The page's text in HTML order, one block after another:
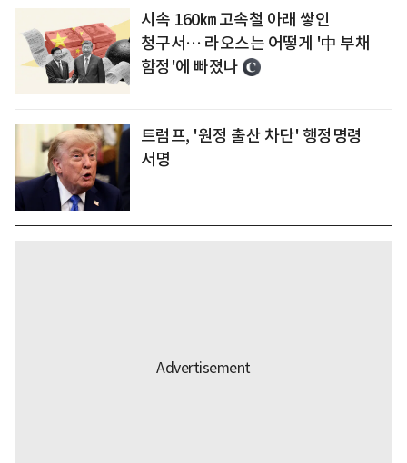
시속 160㎞ 고속철 아래 쌓인
청구서… 라오스는 어떻게 '中 부채
함정'에 빠졌나
트럼프, '원정 출산 차단' 행정명령
서명